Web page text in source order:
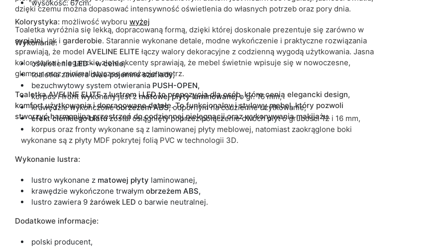
dzięki czemu można dopasować intensywność oświetlenia do własnych potrzeb oraz pory dnia.
Toaletka wyróżnia się lekką, dopracowaną formą, dzięki której doskonale prezentuje się zarówno w
sypialni, jak i garderobie. Starannie wykonane detale, modne wykończenie i praktyczne rozwiązania
sprawiają, że model AVELINE ELITE łączy walory dekoracyjne z codzienną wygodą użytkowania. Jasna
kolorystyka i eleganckie złote akcenty sprawiają, że mebel świetnie wpisuje się w nowoczesne,
glamour oraz minimalistyczne aranżacje wnętrz.
Toaletka AVELINE ELITE z lustrem i LED to propozycja dla osób, które cenią elegancki design,
komfort użytkowania i dopracowane detale. To funkcjonalny i stylowy mebel, który pozwoli
stworzyć harmonijną przestrzeń do codziennej pielęgnacji oraz wykonywania makijażu.
wysokość: 67cm.
Kolorystyka: możliwość wyboru wyżej
Wykonanie:
oświetlenieLED - w cenie,
toaletka zawieradwie pojemne szuflady,
bezuchwytowy system otwierania PUSH-OPEN,
korpus i front wykonany jest z matowej płyty laminowanejo gr. 16 mm,
krawędzie wykończoneobrzeżem ABS, odpornym na codzienne użytkowanie,
efekt cienkiego blatuzostał osiągnięty poprzez połączenie dwóch płyt ogrubości 12 i 16 mm,
korpus oraz fronty wykonane są z laminowanej płyty meblowej, natomiast zaokrąglone boki
wykonane są z płyty MDF pokrytej folią PVC w technologii 3D.
Wykonanie lustra:
lustro wykonane z matowej płyty laminowanej,
krawędzie wykończone trwałym obrzeżem ABS,
lustro zawiera 9 żarówek LED o barwie neutralnej.
Dodatkowe informacje:
polski producent,